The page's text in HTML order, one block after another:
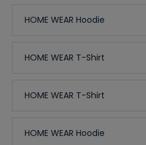
HOME WEAR Hoodie
HOME WEAR T-Shirt
HOME WEAR T-Shirt
HOME WEAR Hoodie